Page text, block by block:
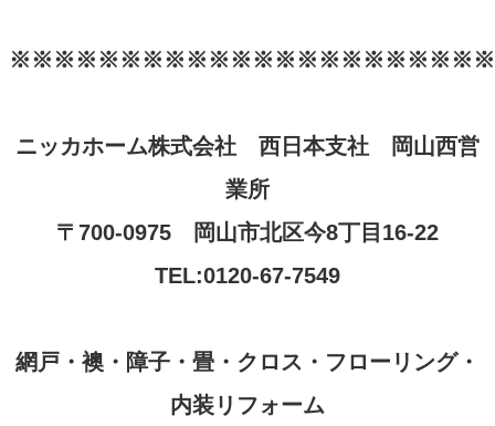
ニッカホーム株式会社 西日本支社 岡山西営
業所
〒 700-0975 岡山市北区今8丁目 16-22
TEL:0120-67-7549
網戸・襖・障子・畳・クロス・フローリング・
内装リフォーム